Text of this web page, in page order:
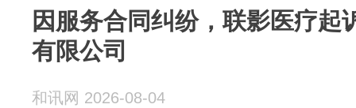
因服务合同纠纷，联影医疗起
有限公司
和讯网 2026-08-04